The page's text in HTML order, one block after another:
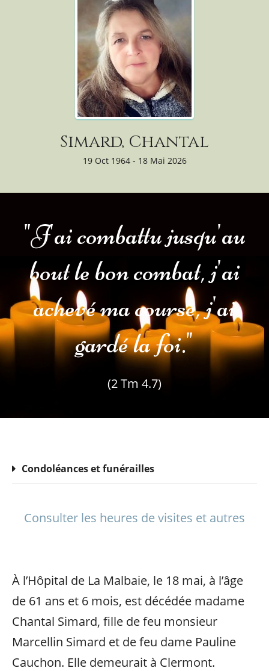
Simard, Chantal
19 Oct 1964 - 18 Mai 2026
"J'ai combattu jusqu'au
bout le bon combat, j'ai
achevé ma course, j'ai
gardé la foi."
(2 Tm 4.7)
Condoléances et funérailles
Consulter les heures de visites et autres
À l’Hôpital de La Malbaie, le 18 mai, à l’âge
de 61 ans et 6 mois, est décédée madame
Chantal Simard, fille de feu monsieur
Marcellin Simard et de feu dame Pauline
Cauchon. Elle demeurait à Clermont.